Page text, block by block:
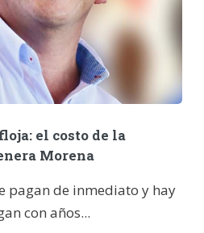
el costo de la
Morena
pagan de inmediato y hay
con años...